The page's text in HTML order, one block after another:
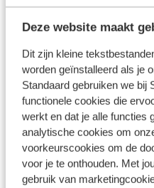
Deze website maakt
Dit zijn kleine
worden geïnstalleerd als je
Standaard gebruiken we bij
functionele cookies die
werkt en dat je alle functies
analytische cookies om
voorkeurscookies om de
voor je te onthouden. Met
gebruik van
Afstanden
Skibushalte: 250 m
Afstand tot skilift
Afstand tot
kilometer
Afstand tot
Rustig gelegen
Skipas, -les en